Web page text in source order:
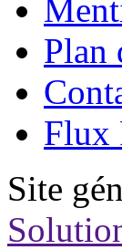
Plan
Flux
Site